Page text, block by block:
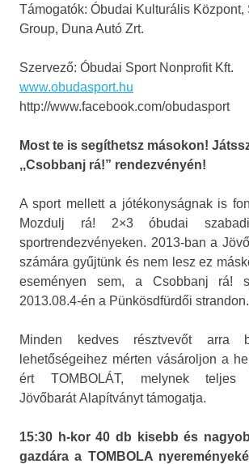
Támogatók: Óbudai Kulturális Központ,
Group, Duna Autó Zrt.
Szervező: Óbudai Sport Nonprofit Kft.
www.obudasport.hu
http://www.facebook.com/obudasport
Most te is segíthetsz másokon!
,,Csobbanj rá!” rendezvényén!
A sport mellett a jótékonyságnak is
Mozdulj rá! 2×3 óbudai
sportrendezvényeken. 2013-ban a
számára gyűjtünk és nem lesz ez
eseményen sem, a Csobbanj rá!
2013.08.4-én a Pünkösdfürdői strandon.
Minden kedves résztvevőt arra
lehetőségeihez mérten vásároljon a
ért TOMBOLÁT, melynek teljes
Jövőbarát Alapítványt támogatja.
15:30 h-kor 40 db kisebb és
gazdára a TOMBOLA